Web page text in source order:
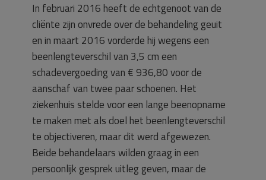
In februari 2016 heeft de echtgenoot van de
cliënte zijn onvrede over de behandeling geuit
en in maart 2016 vorderde hij wegens een
beenlengteverschil van 3,5 cm een
schadevergoeding van € 936,80 voor de
aanschaf van twee paar schoenen. Het
ziekenhuis stelde voor een lange beenopname
te maken met als doel het beenlengteverschil
te objectiveren, maar dit werd afgewezen.
Beide behandelaars wilden graag in een
persoonlijk gesprek uitleg geven, maar de